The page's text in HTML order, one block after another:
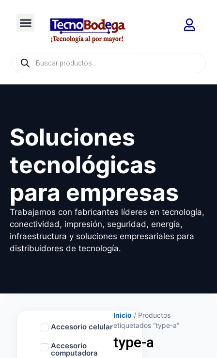
Soluciones
tecnológicas
para empresas
Trabajamos con fabricantes líderes en tecnología,
conectividad, impresión, seguridad, energía,
infraestructura y soluciones empresariales para
distribuidores de tecnología.
Accesorio celular
Accesorio
computadora
Inicio / Productos
etiquetados “type-a”
type-a